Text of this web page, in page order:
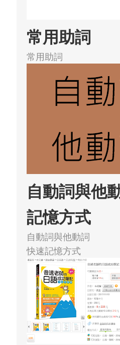
常用助詞
常用助詞
自動詞與他
記憶方式
自動詞與他動詞
快速記憶方式